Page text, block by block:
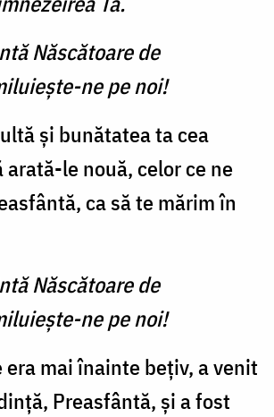
Născătoare de
ne pe noi!
și bunătatea ta cea
le nouă, celor ce ne
ca să te mărim în
Născătoare de
ne pe noi!
era mai înainte bețiv, a venit
Preasfântă, și a fost